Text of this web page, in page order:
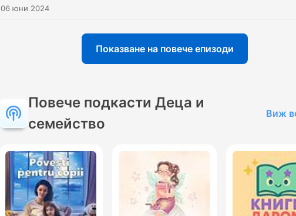
06 юни 2024
Показване на повече епизоди
Повече подкасти Деца и
семейство
Виж